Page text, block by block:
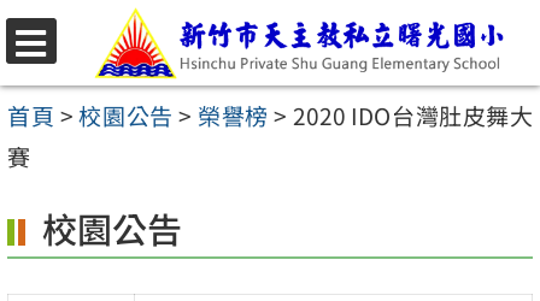
跳
至
主
要
容
區
選
單
首頁 >校園公告 > 榮譽榜 > 2020 IDO台灣肚皮舞大
賽
校園公告